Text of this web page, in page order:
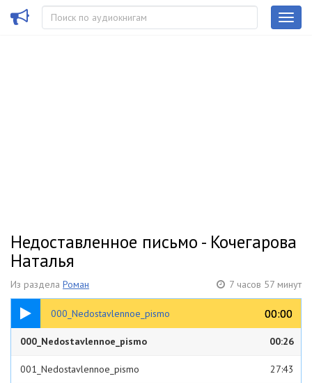
Недоставленное письмо - Кочегарова
Наталья
Из раздела Роман 7 часов 57 минут
000_Nedostavlennoe_pismo 00:00
00:00
00:26
000_Nedostavlennoe_pismo 00:26
001_Nedostavlennoe_pismo 27:43